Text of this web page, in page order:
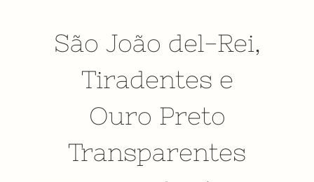
São João del-Rei,
Tiradentes e
Ouro Preto
Transparentes